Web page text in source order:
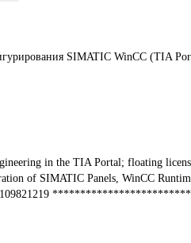
SIMATIC WinCC (TIA
in the TIA Portal; floating
of SIMATIC Panels, WinCC
ID: 109821219